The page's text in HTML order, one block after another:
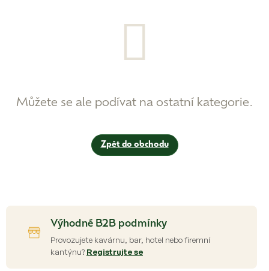
Můžete se ale podívat na ostatní kategorie.
Zpět do obchodu
Výhodné B2B podmínky
Provozujete kavárnu, bar, hotel nebo firemní
kantýnu? Registrujte se